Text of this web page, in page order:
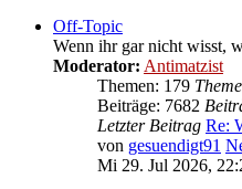
Off-Topic
Wenn ihr gar nicht wisst,
Moderator: Antimatzist
Themen: 179
Beiträge: 7682
Letzter Beitrag Re:
von gesuendigt91
Mi 29. Jul 2026,